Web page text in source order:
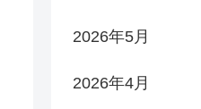
2026年5月
2026年4月